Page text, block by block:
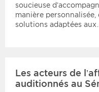
soucieuse
manière
solutions adaptées
Les acteurs de
auditionnés au